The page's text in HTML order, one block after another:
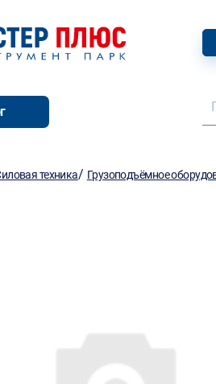
техника/ Грузоподъёмное